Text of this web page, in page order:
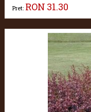
Pret: RON 31.30